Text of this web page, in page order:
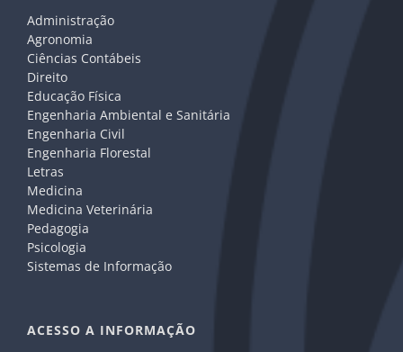
Administração
Agronomia
Ciências Contábeis
Direito
Educação Física
Engenharia Ambiental e Sanitária
Engenharia Civil
Engenharia Florestal
Letras
Medicina
Medicina Veterinária
Pedagogia
Psicologia
Sistemas de Informação
ACESSO A INFORMAÇÃO